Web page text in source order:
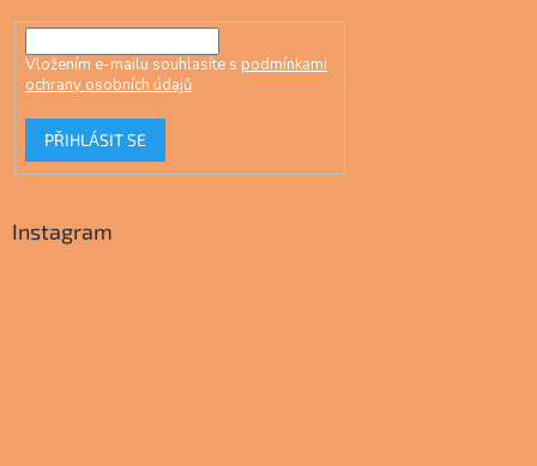
Vložením e-mailu souhlasíte s podmínkami
ochrany osobních údajů
PŘIHLÁSIT SE
Instagram